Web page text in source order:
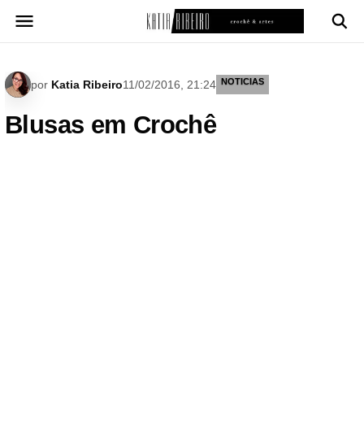
para
por Katia Ribeiro11/02/2016, 21:24 NOTICIAS
Blusas em Crochê